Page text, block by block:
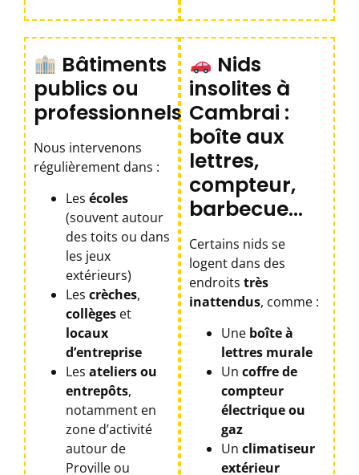
Bâtiments
publics ou
professionnels
Nous intervenons
régulièrement dans :
Les écoles
(souvent autour
des toits ou dans
les jeux
extérieurs)
Les crèches,
collèges et
locaux
d’entreprise
Les ateliers ou
entrepôts,
notamment en
zone d’activité
autour de
Proville ou
Nids
insolites à
Cambrai :
boîte aux
lettres,
compteur,
barbecue…
Certains nids se
logent dans des
endroits très
inattendus, comme :
Une boîte à
lettres murale
Un coffre de
compteur
électrique ou
gaz
Un climatiseur
extérieur